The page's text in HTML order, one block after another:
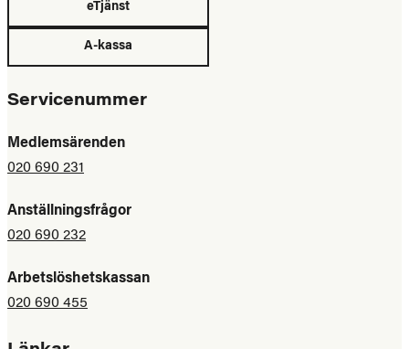
eTjänst
A-kassa
Servicenummer
Medlemsärenden
020 690 231
Anställningsfrågor
020 690 232
Arbetslöshetskassan
020 690 455